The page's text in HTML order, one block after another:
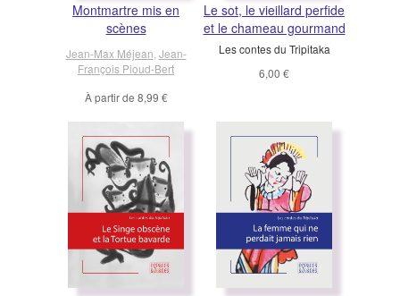
Montmartre mis en
scènes
Jean-Max Méjean Jean-
François Pioud-Bert
À partir de 8,99 €
Le sot, le vieillard perfide
et le chameau gourmand
Les contes du Tripitaka
6,00 €